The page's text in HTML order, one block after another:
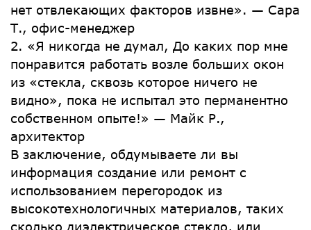
нет отвлекающих факторов извне». — Сара
Т., офис-менеджер
2. «Я никогда не думал, До каких пор мне
понравится работать возле больших окон
из «стекла, сквозь которое ничего не
видно», пока не испытал это перманентно
собственном опыте!» — Майк Р.,
архитектор
В заключение, обдумываете ли вы
информация создание или ремонт с
использованием перегородок из
высокотехнологичных материалов, таких
сколько диэлектрическое стекло, или